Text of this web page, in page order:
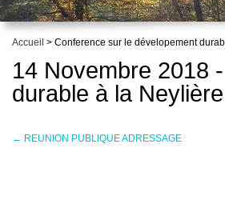
Accueil > Conference sur le dévelopement
14 Novembre 2018
durable à la Neylière
← REUNION PUBLIQUE ADRESSAGE